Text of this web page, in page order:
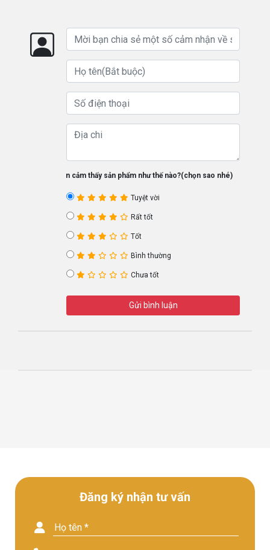
Bạn cảm thấy sản phẩm như thế nào?(chọn sao nhé)
Tuyệt vời
Rất tốt
Tốt
Bình thường
Chưa tốt
Gửi bình luận
Đăng ký nhận tư vấn